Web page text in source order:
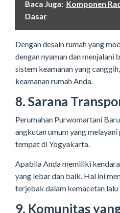
Baca Juga: Komponen
Dasar
Dengan desain rumah yang
dengan nyaman dan menjalani
sistem keamanan yang
keamanan rumah Anda.
8. Sarana
Perumahan Purwomartani
angkutan umum yang
tempat di Yogyakarta.
Apabila Anda memiliki
yang lebar dan baik. Hal ini
terjebak dalam kemacetan lalu
9. Komunitas